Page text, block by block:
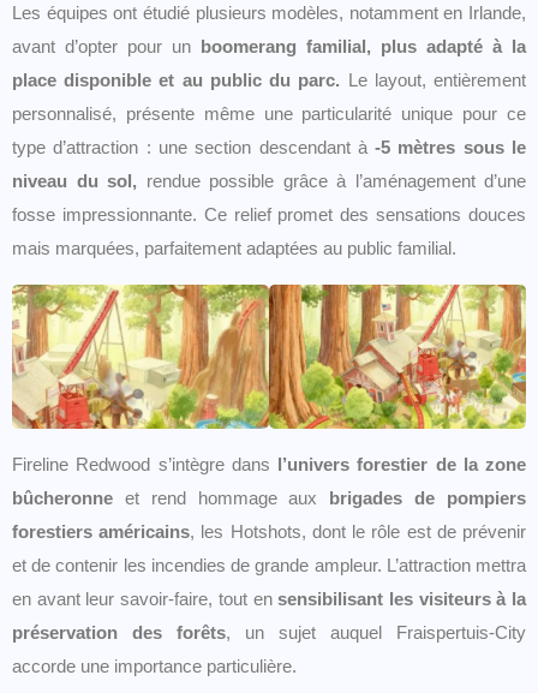
Les équipes ont étudié plusieurs modèles, notamment en Irlande,
avant d’opter pour un boomerang familial, plus adapté à la
place disponible et au public du parc. Le layout, entièrement
personnalisé, présente même une particularité unique pour ce
type d’attraction : une section descendant à-5 mètres sous le
niveau du sol, rendue possible grâce à l’aménagement d’une
fosse impressionnante. Ce relief promet des sensations douces
mais marquées, parfaitement adaptées au public familial.
Fireline Redwood s’intègre dans l’univers forestier de la zone
bûcheronne et rend hommage aux brigades de pompiers
forestiers américains, les Hotshots, dont le rôle est de prévenir
et de contenir les incendies de grande ampleur. L’attraction mettra
en avant leur savoir-faire, tout ensensibilisant les visiteurs à la
préservation des forêts, un sujet auquel Fraispertuis-City
accorde une importance particulière.